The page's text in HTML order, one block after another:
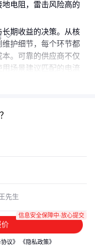
电阻，雷击风险高的
期收益的决策。从核
护细节，每个环节都
。可靠的供应商不仅
场景建议匹配的电流

价
信息安全保障中·放心提交
议》 《隐私政策》